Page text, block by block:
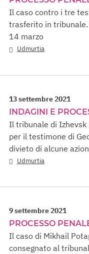
Il caso contro i tre
trasferito in
14 marzo
Udmurtia
13 settembre 2021
INDAGINI E
Il tribunale di
per il testimone di
divieto di alcune
Udmurtia
9 settembre 2021
PROCESSO
Il caso di Mikhail
consegnato al